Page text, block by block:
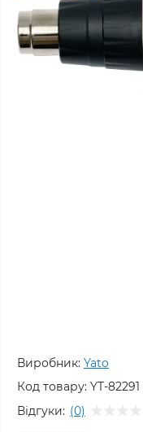
Виробник: Yato
Код товару: YT-82291
Відгуки: (0)